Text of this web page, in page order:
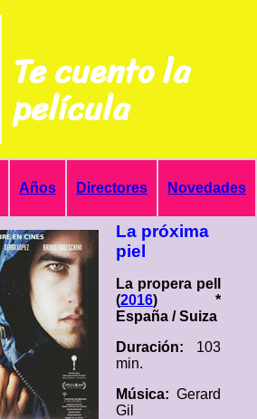
Te cuento la
película
Años Directores Novedades
La próxima
piel
La propera pell
(2016) *
España / Suiza
Duración: 103
min.
Música: Gerard
Gil